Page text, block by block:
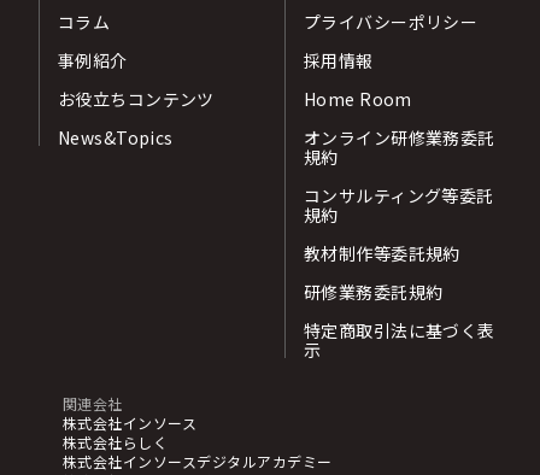
コラム
事例紹介
お役立ちコンテンツ
News&Topics
プライバシーポリシー
採用情報
Home Room
オンライン研修業務委託
規約
コンサルティング等委託
規約
教材制作等委託規約
研修業務委託規約
特定商取引法に基づく表
示
関連会社
株式会社インソース
株式会社らしく
株式会社インソースデジタルアカデミー